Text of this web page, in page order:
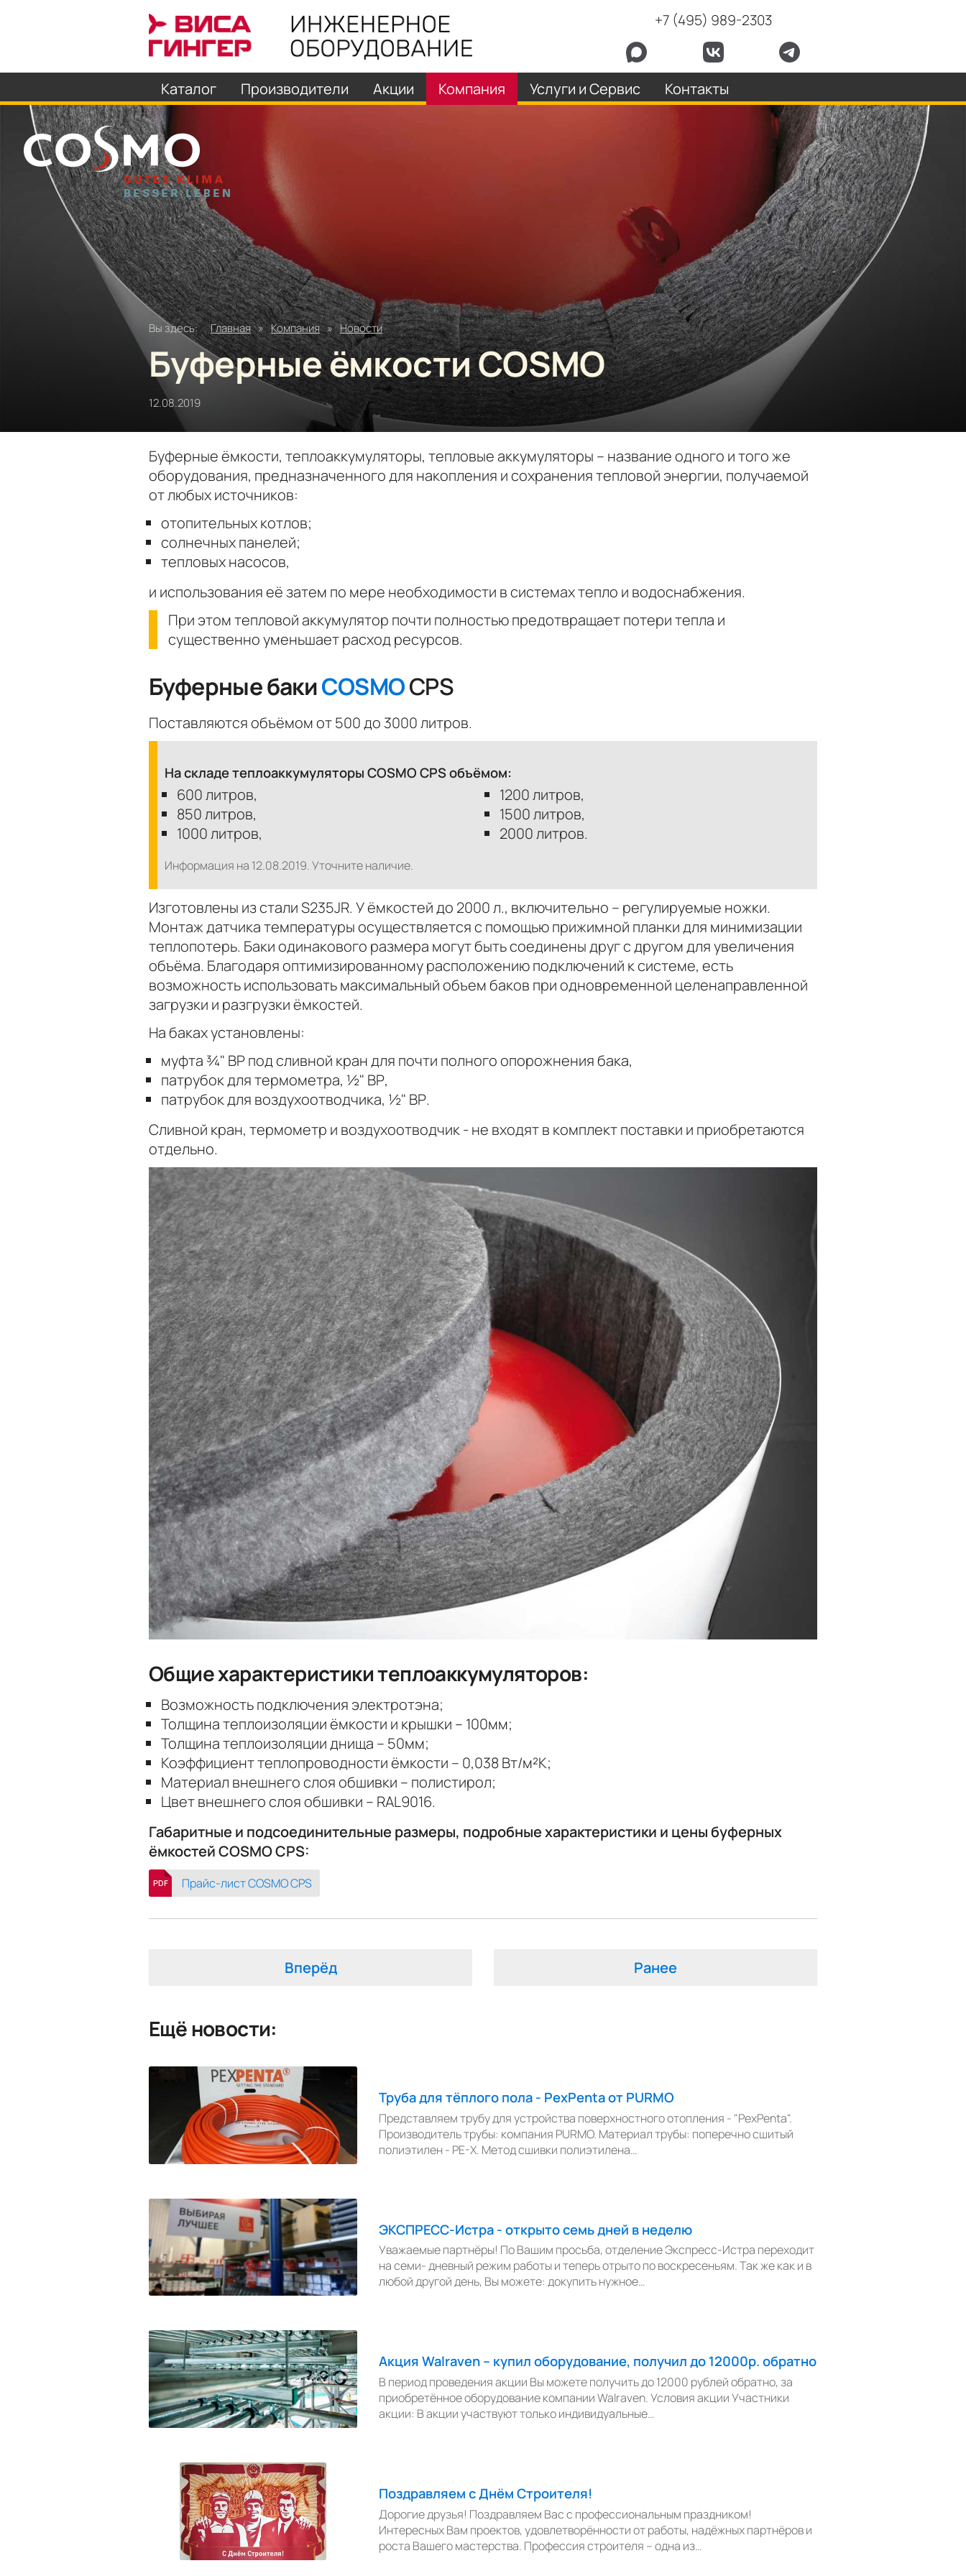
+7 (495) 989-2303
Каталог Производители Акции Компания Услуги и Сервис Контакты
Вы здесь:Главная » Компания » Новости
Буферные ёмкости COSMO
12.08.2019
Буферные ёмкости, теплоаккумуляторы, тепловые аккумуляторы – название одного и того же
оборудования, предназначенного для накопления и сохранения тепловой энергии, получаемой
от любых источников:
отопительных котлов;
солнечных панелей;
тепловых насосов,
и использования её затем по мере необходимости в системах тепло и водоснабжения.
При этом тепловой аккумулятор почти полностью предотвращает потери тепла и
существенно уменьшает расход ресурсов.
Буферные бакиCOSMOCPS
Поставляются объёмом от 500 до 3000 литров.
На складе тепло­аккумуляторы COSMO CPS объёмом:
600 литров,
850 литров,
1000 литров,
1200 литров,
1500 литров,
2000 литров.
Информация на 12.08.2019. Уточните наличие.
Изготовлены из стали S235JR. У ёмкостей до 2000 л., включительно – регулируемые ножки.
Монтаж датчика температуры осуществляется с помощью прижимной планки для минимизации
теплопотерь. Баки одинакового размера могут быть соединены друг с другом для увеличения
объёма. Благодаря оптимизированному расположению подключений к системе, есть
возможность использовать максимальный объем баков при одновременной целенаправленной
загрузки и разгрузки ёмкостей.
На баках установлены:
муфта ¾" ВР под сливной кран для почти полного опорожнения бака,
патрубок для термометра, ½" ВР,
патрубок для воздухоотводчика, ½" ВР.
Сливной кран, термометр и воздухоотводчик - не входят в комплект поставки и приобретаются
отдельно.
Общие харак­теристики тепло­аккумуля­торов:
Возможность подключения электротэна;
Толщина теплоизоляции ёмкости и крышки – 100мм;
Толщина теплоизоляции днища – 50мм;
Коэффициент теплопроводности ёмкости – 0,038 Вт/м²K;
Материал внешнего слоя обшивки – полистирол;
Цвет внешнего слоя обшивки – RAL9016.
Габаритные и подсоединительные размеры, подробные характеристики и цены буферных
ёмкостей COSMO CPS:
PDF Прайс-лист COSMO CPS
Вперёд Ранее
Ещё новости:
Труба для тёплого пола - PexPenta от PURMO
Представляем трубу для устройства поверхностного отопления - "PexPenta".
Производитель трубы: компания PURMO. Материал трубы: поперечно сшитый
полиэтилен - PE-X. Метод сшивки полиэтилена…
ЭКСПРЕСС-Истра - открыто семь дней в неделю
Уважаемые партнёры! По Вашим просьба, отделение Экспресс-Истра переходит
на семи- дневный режим работы и теперь отрыто по воскресеньям. Так же как и в
любой другой день, Вы можете: докупить нужное…
Акция Walraven – купил оборудование, получил до 12000р. обратно
В период проведения акции Вы можете получить до 12000 рублей обратно, за
приобретённое оборудование компании Walraven. Условия акции Участники
акции: В акции участвуют только индивидуальные…
Поздравляем с Днём Строителя!
Дорогие друзья! Поздравляем Вас с профессиональным праздником!
Интересных Вам проектов, удовлетворённости от работы, надёжных партнёров и
роста Вашего мастерства. Профессия строителя – одна из…